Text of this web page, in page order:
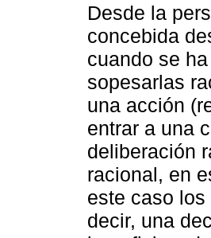
Desde la
concebida
cuando se
sopesarlas
una acción
entrar a una
deliberación
racional, en
este caso
decir, una